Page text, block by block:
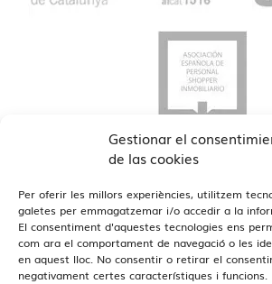
Gestionar el
de las cookies
Per oferir les millors experiències, utilitzem
galetes per emmagatzemar i/o accedir a la
El consentiment d'aquestes tecnologies ens
com ara el comportament de navegació o les
en aquest lloc. No consentir o retirar el
negativament certes característiques i funcions.
Estamos en Barcelona y Reus